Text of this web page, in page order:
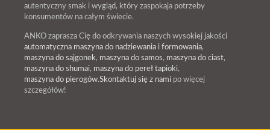
autentyczny smak i wygląd, który zaspokaja potrzeby
konsumentów na całym świecie.
ANKO zaprasza Cię do odkrywania naszych wysokiej jakości
automatyczna maszyna do nadziewania i formowania,
maszyna do sajgonek, maszyna do samos, maszyna do ciast,
maszyna do shumai, maszyna do pereł tapioki,
maszyna do pierogów.Skontaktuj się z nami po więcej
szczegółów!